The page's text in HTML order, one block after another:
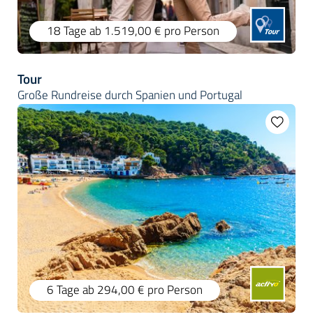
18 Tageab 1.519,00 € pro Person
Tour
Große Rundreise durch Spanien und Portugal
6 Tageab 294,00 € pro Person